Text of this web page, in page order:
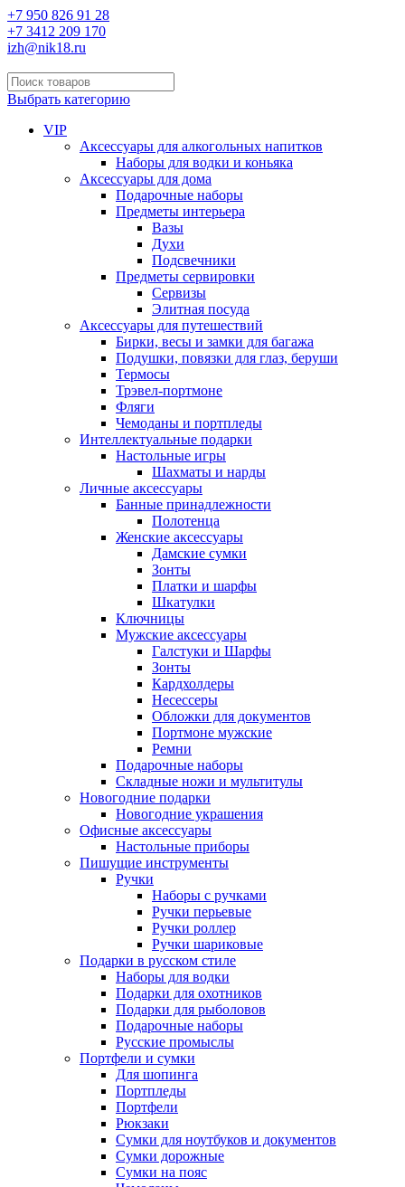
+7 950 826 91 28
+7 3412 209 170
izh@nik18.ru
Выбрать категорию
VIP
Аксессуары для алкогольных напитков
Наборы для водки и коньяка
Аксессуары для дома
Подарочные наборы
Предметы интерьера
Вазы
Духи
Подсвечники
Предметы сервировки
Сервизы
Элитная посуда
Аксессуары для путешествий
Бирки, весы и замки для багажа
Подушки, повязки для глаз, беруши
Термосы
Трэвел-портмоне
Фляги
Чемоданы и портпледы
Интеллектуальные подарки
Настольные игры
Шахматы и нарды
Личные аксессуары
Банные принадлежности
Полотенца
Женские аксессуары
Дамские сумки
Зонты
Платки и шарфы
Шкатулки
Ключницы
Мужские аксессуары
Галстуки и Шарфы
Зонты
Кардхолдеры
Несессеры
Обложки для документов
Портмоне мужские
Ремни
Подарочные наборы
Складные ножи и мультитулы
Новогодние подарки
Новогодние украшения
Офисные аксессуары
Настольные приборы
Пишущие инструменты
Ручки
Наборы с ручками
Ручки перьевые
Ручки роллер
Ручки шариковые
Подарки в русском стиле
Наборы для водки
Подарки для охотников
Подарки для рыболовов
Подарочные наборы
Русские промыслы
Портфели и сумки
Для шопинга
Портпледы
Портфели
Рюкзаки
Сумки для ноутбуков и документов
Сумки дорожные
Сумки на пояс